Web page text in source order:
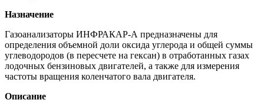
Назначение
Газоанализаторы ИНФРАКАР-А предназначены для
определения объемной доли оксида углерода и общей суммы
углеводородов (в пересчете на гексан) в отработанных газах
лодочных бензиновых двигателей, а также для измерения
частоты вращения коленчатого вала двигателя.
Описание